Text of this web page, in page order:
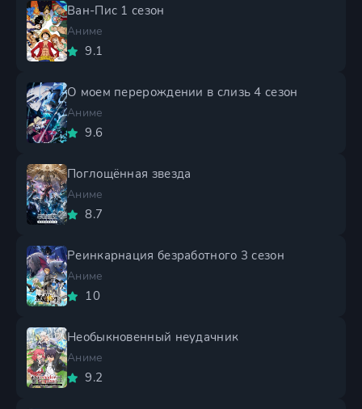
Ван-Пис 1 сезон
Аниме
9.1
О моем перерождении в слизь 4 сезон
Аниме
9.6
Поглощённая звезда
Аниме
8.7
Реинкарнация безработного 3 сезон
Аниме
10
Необыкновенный неудачник
Аниме
9.2